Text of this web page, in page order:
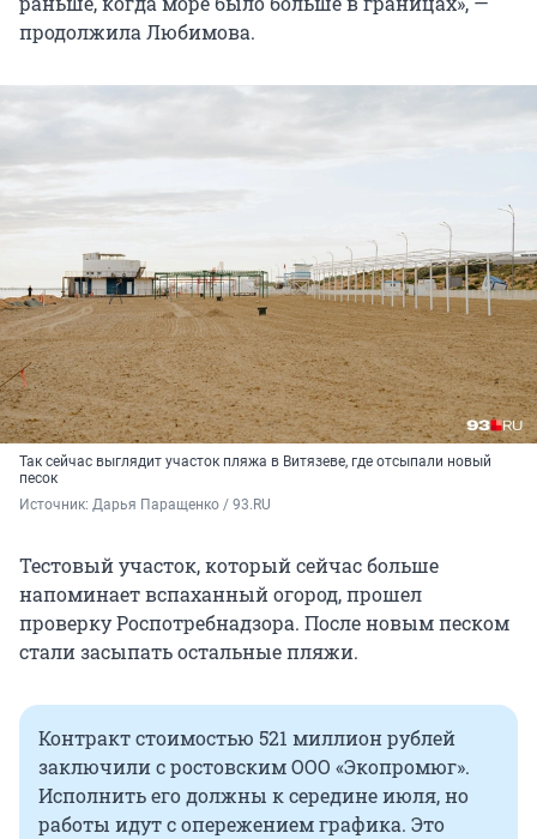
продолжила Любимова.
Так сейчас выглядит участок пляжа в Витязеве, где отсыпали новый
песок
Источник: Дарья Паращенко / 93.RU
Тестовый участок, который сейчас больше
напоминает вспаханный огород, прошел
проверку Роспотребнадзора. После новым песком
стали засыпать остальные пляжи.
Контракт стоимостью 521 миллион рублей
заключили с ростовским ООО «Экопромюг».
Исполнить его должны к середине июля, но
работы идут с опережением графика. Это